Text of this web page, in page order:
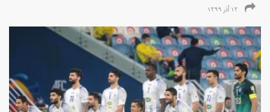
۱۲ آذر ۱۳۹۹